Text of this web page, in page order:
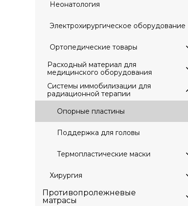
Неонатология
Электрохирургическое оборудование
Ортопедические товары
Расходный материал для
медицинского оборудования
Системы иммобилизации для
радиационной терапии
Опорные пластины
Поддержка для головы
Термопластические маски
Хирургия
Противопролежневые
матрасы